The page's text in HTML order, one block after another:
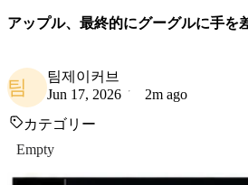
アップル、最終的にグーグルに手を
팀
팀제이커브
Jun 17, 2026
2m ago
カテゴリー
Empty